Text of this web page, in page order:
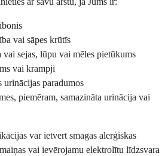
vai sāpes krūtīs
vai sejas, lūpu vai mēles pietūkums
vai krampji
urinācijas paradumos
piemēram, samazināta urinācija vai
var ietvert smagas alerģiskas
vai ievērojamu elektrolītu līdzsvara